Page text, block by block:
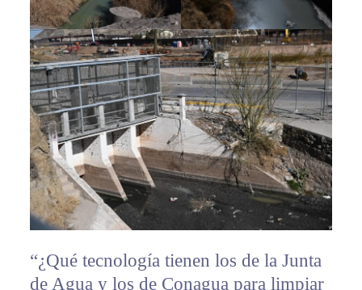
“¿Qué tecnología tienen los de la Junta
de Agua y los de Conagua para limpiar